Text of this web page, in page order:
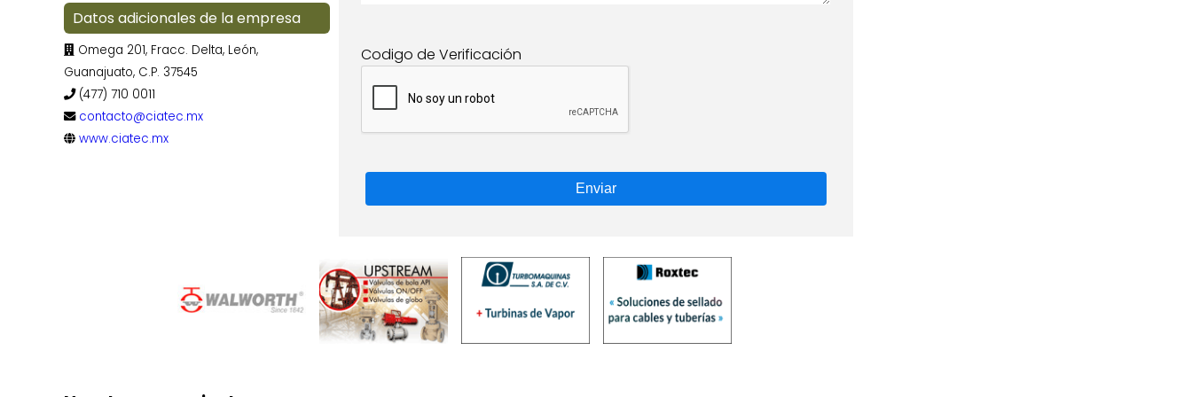
Datos adicionales de la empresa
Omega 201, Fracc. Delta, León,
Guanajuato, C.P. 37545
(477) 710 0011
contacto@ciatec.mx
www.ciatec.mx
Codigo de Verificación
Enviar